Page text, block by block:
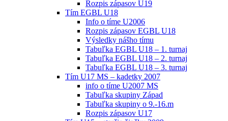
Rozpis zápasov U19
Tím EGBL U18
Info o tíme U2006
Rozpis zápasov EGBL U18
Výsledky nášho tímu
Tabuľka EGBL U18 – 1. turnaj
Tabuľka EGBL U18 – 2. turnaj
Tabuľka EGBL U18 – 3. turnaj
Tím U17 MS – kadetky 2007
info o tíme U2007 MS
Tabuľka skupiny Západ
Tabuľka skupiny o 9.-16.m
Rozpis zápasov U17